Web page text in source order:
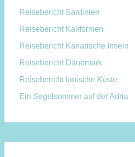
Reisebericht Sardinien
Reisebericht Kalifornien
Reisebericht Kanarische Inseln
Reisebericht Dänemark
Reisebericht Ionische Küste
Ein Segelsommer auf der Adria